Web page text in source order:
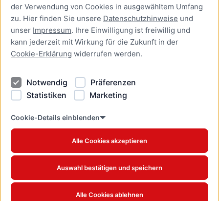
der Verwendung von Cookies in ausgewähltem Umfang
zu. Hier finden Sie unsere Datenschutzhinweise und
unser Impressum. Ihre Einwilligung ist freiwillig und
kann jederzeit mit Wirkung für die Zukunft in der
Cookie-Erklärung widerrufen werden.
Notwendig
Präferenzen
Statistiken
Marketing
Cookie-Details einblenden
Alle Cookies akzeptieren
Auswahl bestätigen und speichern
Alle Cookies ablehnen
Newsletter Lübeck:kompakt
Kontakt
Kontakt
Datenschutzhinweise
Barrierefreiheit
Cookie Erklärung
www.luebeck.de